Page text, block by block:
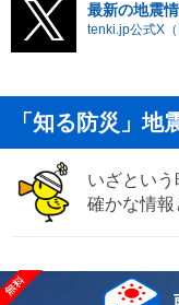
最新の地震
tenki.jp公式X（
「知る防災」地
いざとい
確かな情